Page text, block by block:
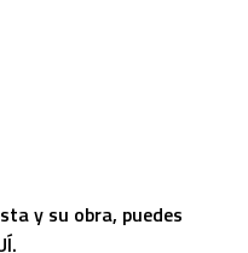
y su obra, puedes